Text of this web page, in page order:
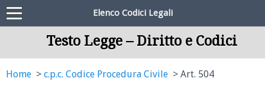
Elenco Codici Legali
Testo Legge – Diritto e Codici
Home c.p.c. Codice Procedura Civile Art. 504